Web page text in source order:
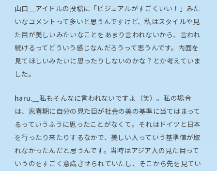
山口＿ アイドルの投稿に「ビジュアルがすごくいい！」みた
いなコメントって多いと思うんですけど、私はスタイルや見
た目が美しいみたいなことをあまり言われないから、言われ
続けるってどういう感じなんだろうって思うんです。内面を
見てほしいみたいに思ったりしないのかな？とか考えていま
した。
haru.＿ 私もそんなに言われないですよ（笑）。私の場合
は、思春期に自分の見た目が社会の美の基準に当てはまって
るっていうふうに思ったことがなくて。それはドイツと日本
を行ったり来たりするなかで、美しい人っていう基準値が取
れなかったんだと思うんです。当時はアジア人の見た目って
いうのをすごく意識させられていたし、そこから先を見てい